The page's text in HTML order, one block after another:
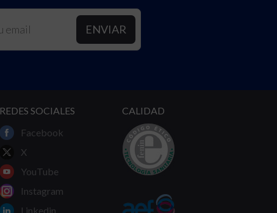
REDES SOCIALES
Facebook
X
YouTube
Instagram
Linkedin
CALIDAD